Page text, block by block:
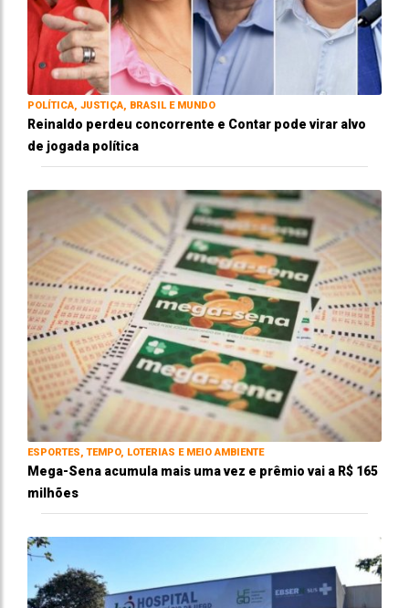
POLÍTICA, JUSTIÇA, BRASIL E MUNDO
Reinaldo perdeu concorrente e Contar pode virar alvo
de jogada política
ESPORTES, TEMPO, LOTERIAS E MEIO AMBIENTE
Mega-Sena acumula mais uma vez e prêmio vai a R$ 165
milhões